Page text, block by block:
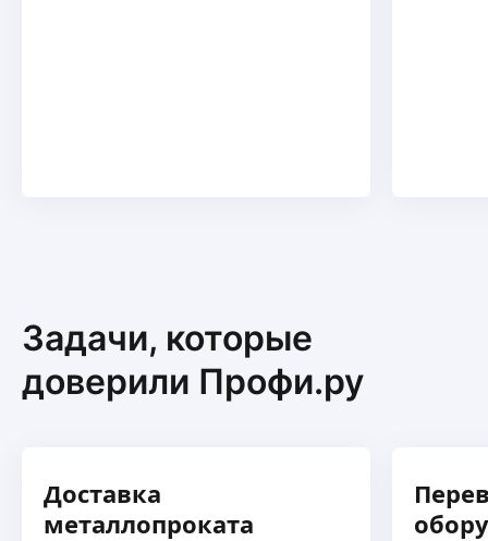
Задачи, которые
доверили Профи.ру
Доставка
металлопроката